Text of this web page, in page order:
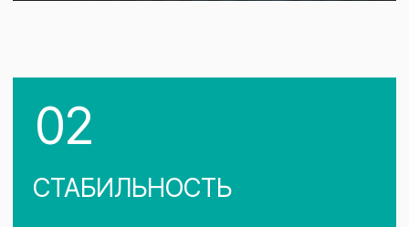
Стабильность партнерского
портфеля составляет 96%*.